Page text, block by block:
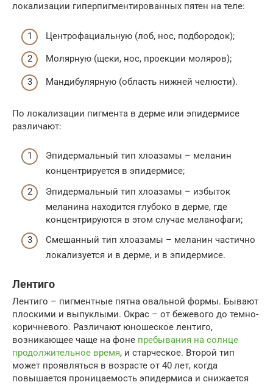
локализации гиперпигментированных пятен на теле:
Центрофациальную (лоб, нос, подбородок);
Молярную (щеки, нос, проекции моляров);
Мандибулярную (область нижней челюсти).
По локализации пигмента в дерме или эпидермисе
различают:
Эпидермальный тип хлоазамы – меланин
концентрируется в эпидермисе;
Эпидермальный тип хлоазамы – избыток
меланина находится глубоко в дерме, где
концентрируются в этом случае меланофаги;
Смешанный тип хлоазамы – меланин частично
локализуется и в дерме, и в эпидермисе.
Лентиго
Лентиго – пигментные пятна овальной формы. Бывают
плоскими и выпуклыми. Окрас – от бежевого до темно-
коричневого. Различают юношеское лентиго,
возникающее чаще на фоне пребывания на солнце
продолжительное время, и старческое. Второй тип
может проявляться в возрасте от 40 лет, когда
повышается проницаемость эпидермиса и снижается